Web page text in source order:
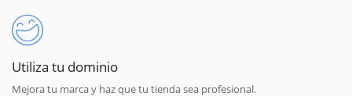
Utiliza tu dominio
Mejora tu marca y haz que tu tienda sea profesional.